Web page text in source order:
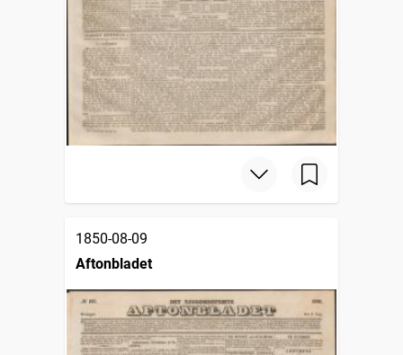
1850-08-09
Aftonbladet